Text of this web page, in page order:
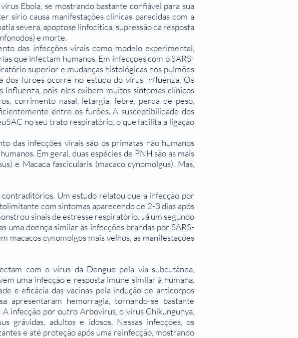
Ebola, se mostrando bastante confiável para sua
sírio causa manifestações clínicas parecidas com a
severa, apoptose linfocitica, supressão da resposta
e morte.
das infecções virais como modelo experimental,
que infectam humanos. Em infecções com o SARS-
superior e mudanças histológicas nos pulmões
dos furões ocorre no estudo do vírus Influenza. Os
pois eles exibem muitos sintomas clínicos
corrimento nasal, letargia, febre, perda de peso,
entre os furões. A susceptibilidade dos
no seu trato respiratório, o que facilita a ligação
das infecções virais são os primatas não humanos
Em geral, duas espécies de PNH são as mais
e Macaca fascicularis (macaco cynomolgus). Mas,
Um estudo relatou que a infecção por
com sintomas aparecendo de 2-3 dias após
sinais de estresse respiratório. Já um segundo
uma doença similar às infecções brandas por SARS-
macacos cynomolgos mais velhos, as manifestações
com o vírus da Dengue pela via subcutânea,
uma infecção e resposta imune similar à humana.
e eficácia das vacinas pela indução de anticorpos
apresentaram hemorragia, tornando-se bastante
infecção por outro Arbovírus, o vírus Chikungunya,
grávidas, adultos e idosos. Nessas infecções, os
e até proteção após uma reinfecção, mostrando